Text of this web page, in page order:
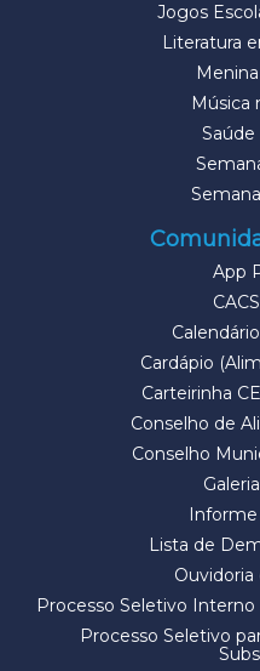
Jogos
Literatura
Música
Saúde
App
Cardápio
Carteirinha
Conselho de
Conselho
Lista de
Ouvidoria
Processo Seletivo
Processo Seletivo